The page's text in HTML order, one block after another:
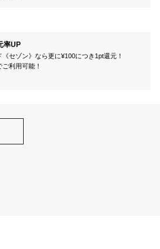
率UP
セゾン》なら更に¥100につき1pt還元！
利用可能！